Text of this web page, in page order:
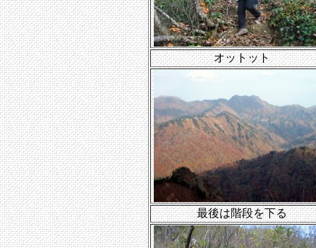
オットット
最後は階段を下る